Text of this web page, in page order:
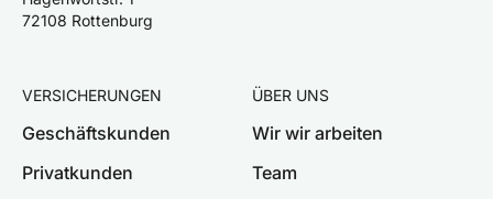
72108 Rottenburg
VERSICHERUNGEN
Geschäftskunden
Privatkunden
ÜBER UNS
Wir wir arbeiten
Team